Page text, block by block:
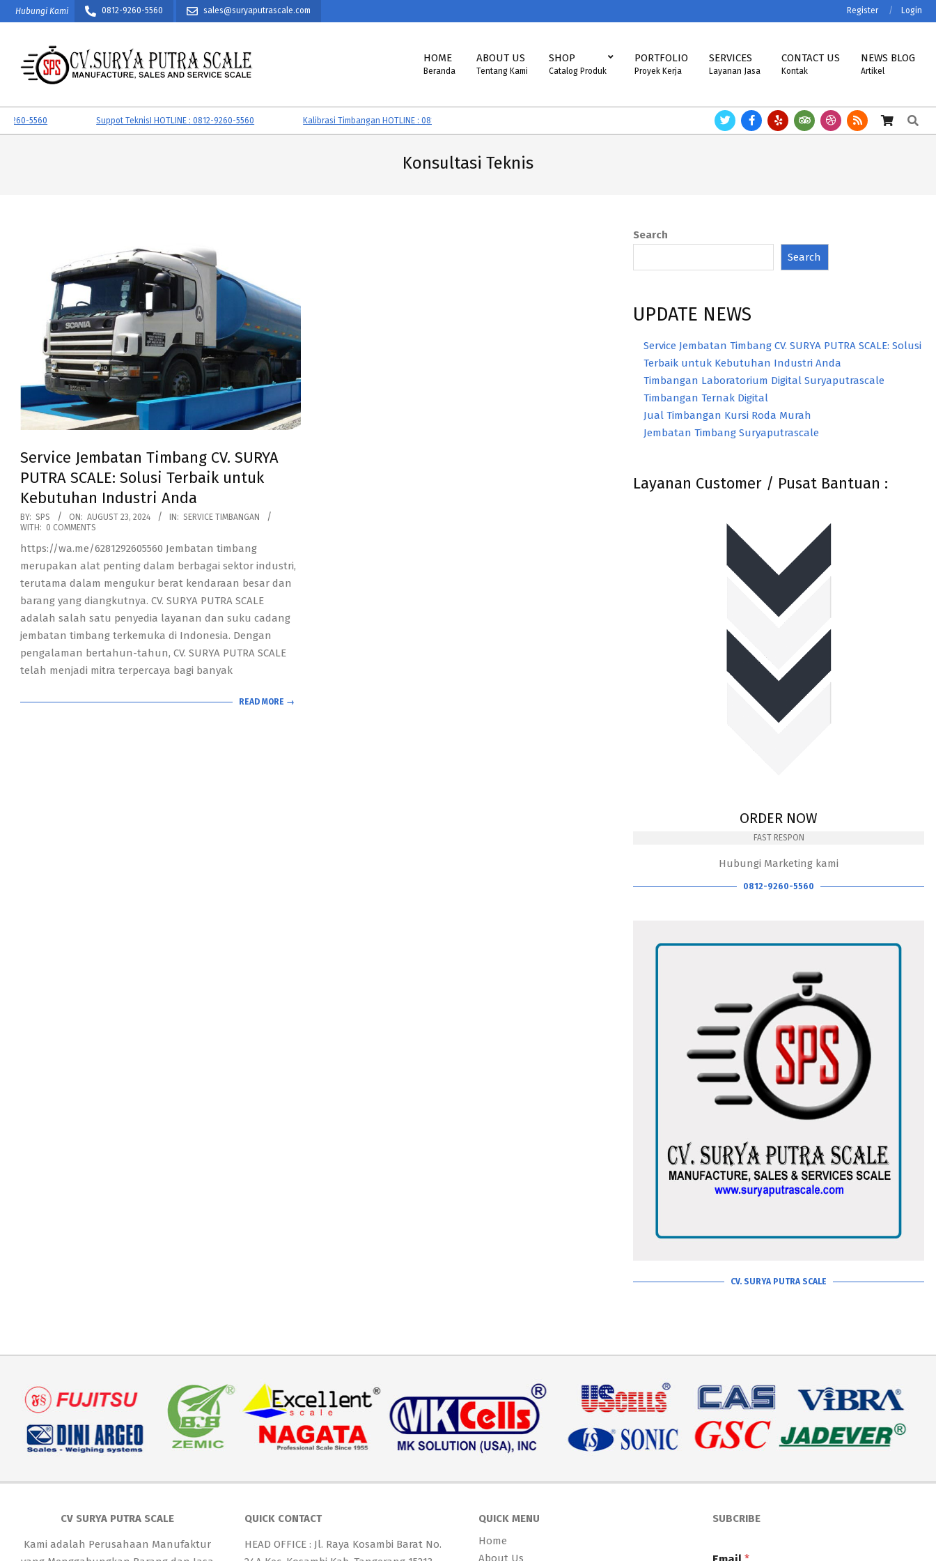
Skip
to
Hubungi Kami 0812-9260-5560 sales@suryaputrascale.com Register Login
CV.
SURYA
HOME
Beranda
ABOUT US
Tentang Kami
SHOP
Catalog Produk
PORTFOLIO
Proyek Kerja
SERVICES
Layanan Jasa
CONTACT US
Kontak
NEWS BLOG
Artikel
5560 Suppot TeknisI HOTLINE : 0812-9260-5560 Kalibrasi Timbangan HOTLINE : 081292605560 Timbangan ASTTECH, NAGATA, HENHERR,
Search
Konsultasi Teknis
Service Jembatan Timbang CV. SURYA
PUTRA SCALE: Solusi Terbaik untuk
Kebutuhan Industri Anda
2024-
08-
23
BY: SPS ON: AUGUST 23, 2024 IN: SERVICE TIMBANGAN
WITH: 0 COMMENTS
https://wa.me/6281292605560 Jembatan timbang
merupakan alat penting dalam berbagai sektor industri,
terutama dalam mengukur berat kendaraan besar dan
barang yang diangkutnya. CV. SURYA PUTRA SCALE
adalah salah satu penyedia layanan dan suku cadang
jembatan timbang terkemuka di Indonesia. Dengan
pengalaman bertahun-tahun, CV. SURYA PUTRA SCALE
telah menjadi mitra terpercaya bagi banyak
READ MORE →
Search
Search
UPDATE NEWS
Service Jembatan Timbang CV. SURYA PUTRA SCALE: Solusi
Terbaik untuk Kebutuhan Industri Anda
Timbangan Laboratorium Digital Suryaputrascale
Timbangan Ternak Digital
Jual Timbangan Kursi Roda Murah
Jembatan Timbang Suryaputrascale
Layanan Customer / Pusat Bantuan :
ORDER NOW
FAST RESPON
Hubungi Marketing kami
0812-9260-5560
CV. SURYA PUTRA SCALE
CV SURYA PUTRA SCALE
Kami adalah Perusahaan Manufaktur
QUICK CONTACT
HEAD OFFICE : Jl. Raya Kosambi Barat No.
QUICK MENU
Home
About Us
SUBCRIBE